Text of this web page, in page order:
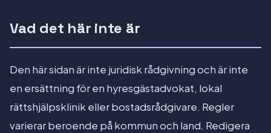
Vad det här inte är
Den här sidan är inte juridisk rådgivning och är inte
en ersättning för en hyresgästadvokat, lokal
rättshjälpsklinik eller bostadsrådgivare. Regler
varierar beroende på kommun och land. Redigera